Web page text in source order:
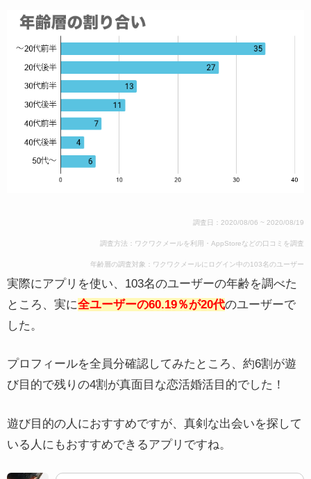
調査日：2020/08/06 ~ 2020/08/19
調査方法：ワクワクメールを利用・AppStoreなどの口コミを調査
年齢層の調査対象：ワクワクメールにログイン中の103名のユーザー
実際にアプリを使い、103名のユーザーの年齢を調べた
ところ、実に全ユーザーの60.19％が20代のユーザーで
した。
プロフィールを全員分確認してみたところ、約6割が遊
び目的で残りの4割が真面目な恋活婚活目的でした！
遊び目的の人におすすめですが、真剣な出会いを探して
いる人にもおすすめできるアプリですね。